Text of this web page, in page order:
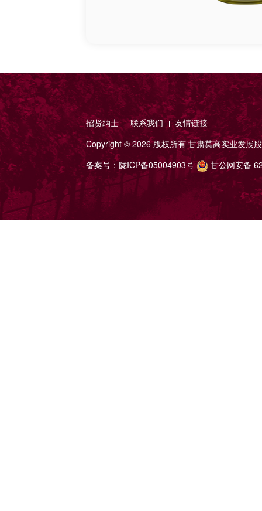
招贤纳士 联系我们
友情链接
Copyright ©2026 版权所有甘肃莫高实业发展
备案号：陇ICP备05004903号 甘公网安备